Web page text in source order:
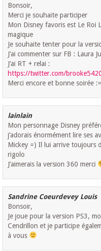
Bonsoir,
Merci je souhaite participer
Mon Disney favoris est Le Roi
magique
Je souhaite tenter pour la
J’ai commenter sur FB : Laura
J’ai RT + relai :
https://twitter.com/
Merci encore et bonne soirée
lainlain
Mon personnage Disney
j’adorais énormément lire ses
Mickey =) Il lui arrive toujours
rigolo
J’aimerais la version 360 merci
Sandrine Coeurdevey Louis
Bonsoir,
Je joue pour la version PS3,
Cendrillon et je participe
à vous